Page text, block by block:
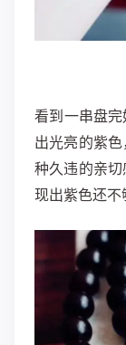
看到一串盘
出光亮的紫
种久违的亲
现出紫色还不